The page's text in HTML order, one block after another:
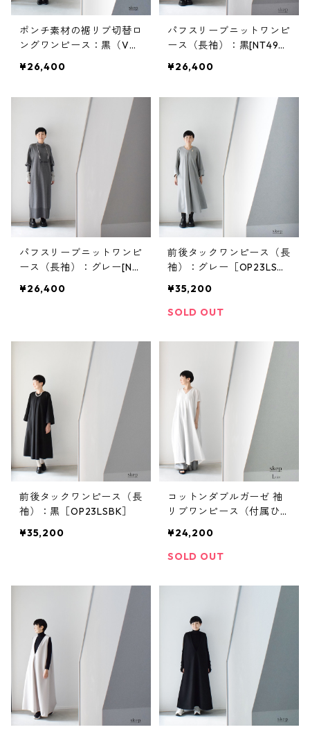
ポンチ素材の裾リブ切替ロ
ングワンピース：黒（Vネ
［OP63HSBK］
¥26,400
パフスリーブニットワンピ
ース（長袖）：黒[NT49O
¥26,400
パフスリーブニットワンピ
ース（長袖）：グレー[NT
¥26,400
前後タックワンピース（長
袖）：グレー［OP23LSG
¥35,200
SOLD OUT
前後タックワンピース（長
袖）：黒［OP23LSBK］
¥35,200
コットンダブルガーゼ 袖
リブワンピース（付属ひも
¥24,200
SOLD OUT